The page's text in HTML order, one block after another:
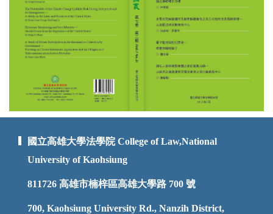
國立高雄大學法學院 College of Law,National
University of Kaohsiung
811726 高雄市楠梓區高雄大學路 700 號
700, Kaohsiung University Rd., Nanzih District,